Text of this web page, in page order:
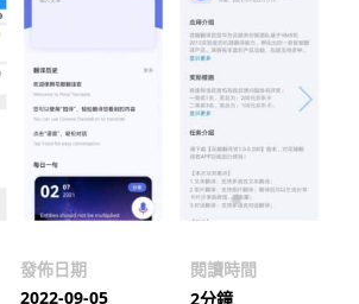
發佈日期
2022-09-05
閱讀時間
2分鐘